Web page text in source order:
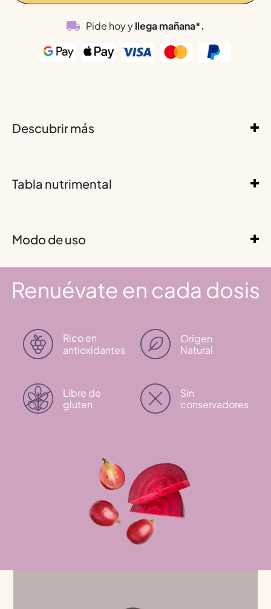
Pide hoy yllega mañana*.
Descubrir más
Tabla nutrimental
Modo de uso
Renuévate en cada dosis
Rico en
antioxidantes
Origen
Natural
Libre de
gluten
Sin
conservadores